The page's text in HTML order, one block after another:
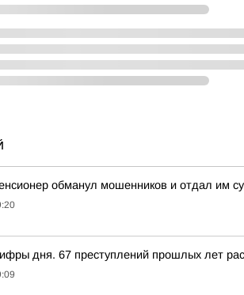
обманул мошенников и отдал им
дня. 67 преступлений прошлых лет